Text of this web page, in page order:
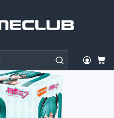
Miku Oficial